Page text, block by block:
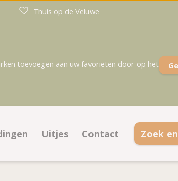
Thuis op de Veluwe
toevoegen aan uw favorieten door op het
kampeerplaatsen
Uitjes Contact
Contactinformatie
Zoek